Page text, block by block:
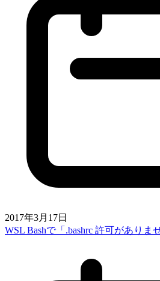
2017年3月17日
WSL Bashで「.bashrc 許可があり